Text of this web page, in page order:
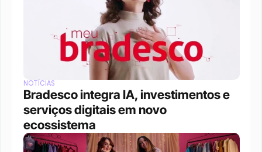
NOTÍCIAS
Bradesco integra IA, investimentos e
serviços digitais em novo
ecossistema